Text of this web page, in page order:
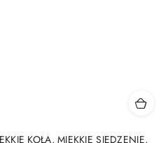
KOŁA, MIĘKKIE SIEDZENIE,